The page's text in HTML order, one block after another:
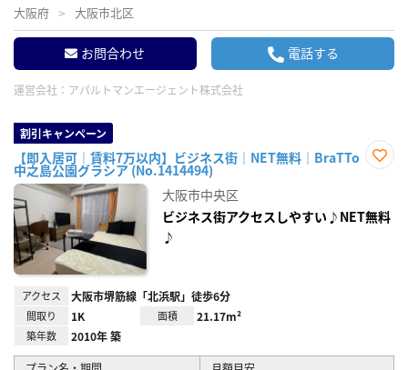
大阪府 大阪市北区
お問合わせ 電話する
運営会社： アパルトマンエージェント株式会社
割引キャンペーン
【即入居可｜賃料7万以内】ビジネス街｜NET無料｜BraTTo
中之島公園グラシア (No.1414494)
録
大阪市中央区
ビジネス街アクセスしやすい♪NET無料
♪
アクセス 大阪市堺筋線「北浜駅」徒歩6分
間取り 1K 面積 21.17m²
築年数 2010年 築